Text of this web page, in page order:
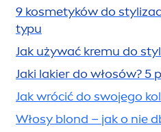
9 kosmetyków do
typu
Jak używać kremu do
Jaki lakier do włosów? 5
Jak wrócić do swojego
Włosy blond – jak o nie